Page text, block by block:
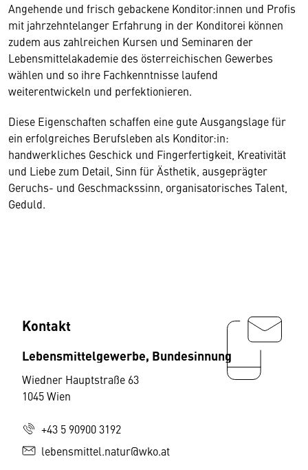
Angehende und frisch gebackene Konditor:innen und Profis
mit jahrzehntelanger Erfahrung in der Konditorei können
zudem aus zahlreichen Kursen und Seminaren der
Lebensmittelakademie des österreichischen Gewerbes
wählen und so ihre Fachkenntnisse laufend
weiterentwickeln und perfektionieren.
Diese Eigenschaften schaffen eine gute Ausgangslage für
ein erfolgreiches Berufsleben als Konditor:in:
handwerkliches Geschick und Fingerfertigkeit, Kreativität
und Liebe zum Detail, Sinn für Ästhetik, ausgeprägter
Geruchs- und Geschmackssinn, organisatorisches Talent,
Geduld.
Kontakt
Lebensmittelgewerbe, Bundesinnung
Wiedner Hauptstraße 63
1045 Wien
+43 5 90900 3192
lebensmittel.natur@wko.at